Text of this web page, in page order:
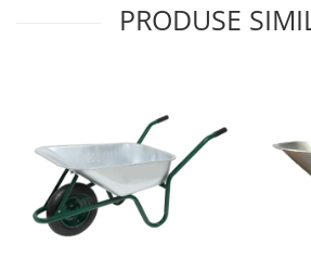
Zdrobitoare electrice
Zdrobitoare electrice & manuale
Zdrobitoare manuale
Masini de cusut si accesorii
PRODUSE